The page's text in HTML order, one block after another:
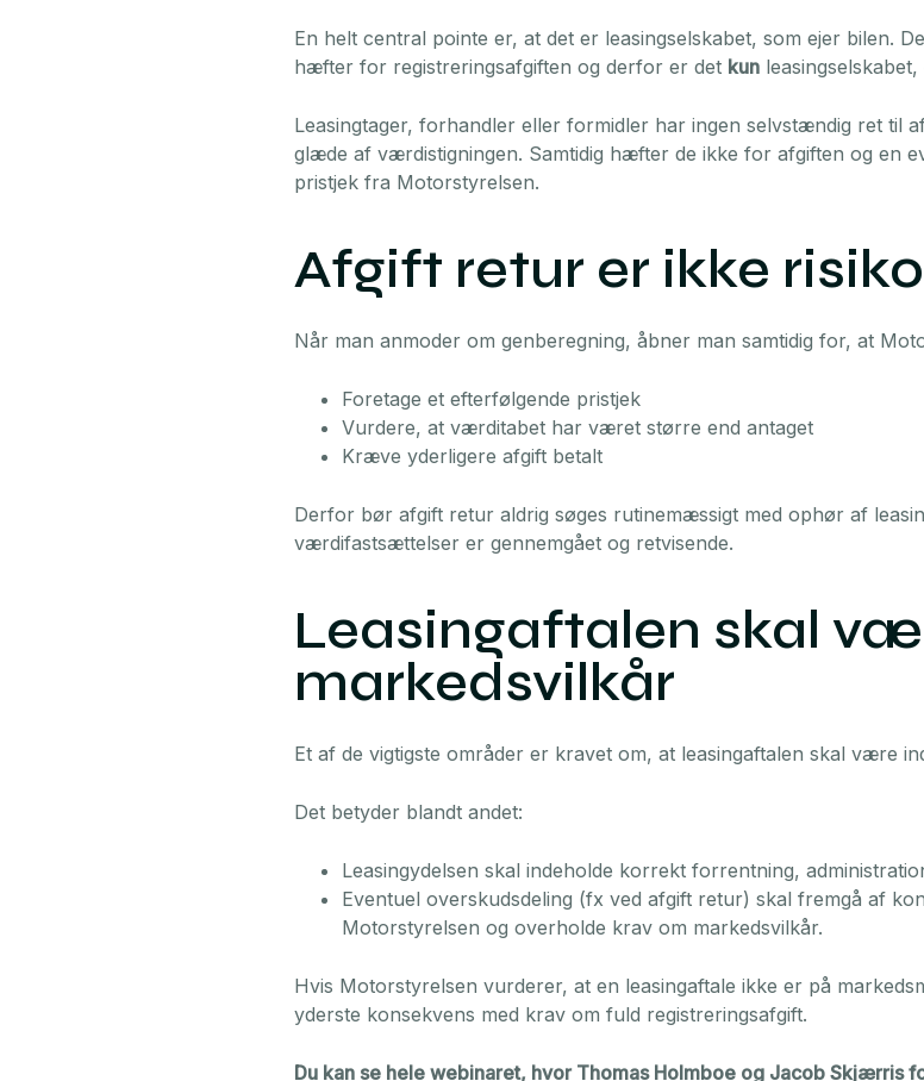
En helt central pointe er, at det er leasingselskabet, som ejer bilen.
hæfter for registreringsafgiften og derfor er det kun
Leasingtager, forhandler eller formidler har ingen selvstændig ret til
glæde af værdistigningen. Samtidig hæfter de ikke for afgiften og en
pristjek fra Motorstyrelsen.
Afgift retur er ikke
Når man anmoder om genberegning, åbner man samtidig for, at
Foretage et efterfølgende pristjek
Vurdere, at værditabet har været større end antaget
Kræve yderligere afgift betalt
Derfor bør afgift retur aldrig søges rutinemæssigt med ophør af
værdifastsættelser er gennemgået og retvisende.
Leasingaftalen skal
markedsvilkår
Et af de vigtigste områder er kravet om, at leasingaftalen skal være
Det betyder blandt andet:
Leasingydelsen skal indeholde korrekt forrentning,
Eventuel overskudsdeling (fx ved afgift retur) skal fremgå af
Motorstyrelsen og overholde krav om markedsvilkår.
Hvis Motorstyrelsen vurderer, at en leasingaftale ikke er på
yderste konsekvens med krav om fuld registreringsafgift.
Du kan se hele webinaret, hvor Thomas Holmboe og Jacob Skjærris